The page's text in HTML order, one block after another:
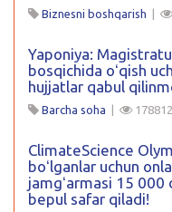
Biznesni boshqarish |
Yaponiya:
bosqichida oʻqish
hujjatlar qabul
Barcha soha | 178812
ClimateScience
boʻlganlar uchun
jamgʻarmasi 15 000
bepul safar qiladi!